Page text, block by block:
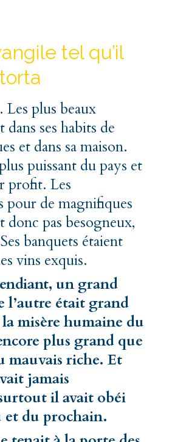
tel qu’il
. Les plus beaux
ses habits de
et dans sa maison.
puissant du pays et
profit. Les
pour de magnifiques
donc pas besogneux,
banquets étaient
vins exquis.
un grand
l’autre était grand
la misère humaine du
plus grand que
mauvais riche. Et
jamais
il avait obéi
et du prochain.